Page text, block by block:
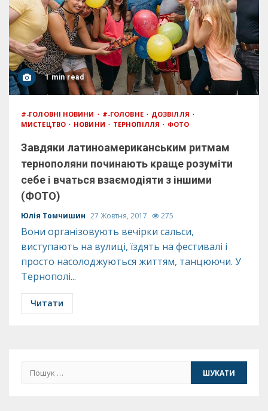
1 min read
#-ГОЛОВНІ НОВИНИ #-ГОЛОВНЕ
ДОЗВІЛЛЯ
МИСТЕЦТВО
НОВИНИ ТЕРНОПІЛЛЯ ФОТО
Завдяки латиноамериканським ритмам
тернополяни починають краще розуміти
себе і вчаться взаємодіяти з іншими
(ФОТО)
Юлія Томчишин 27 Жовтня, 2017 275
Вони організовують вечірки сальси,
виступають на вулиці, їздять на фестивалі і
просто насолоджуються життям, танцюючи. У
Тернополі...
Читати
Пошук: